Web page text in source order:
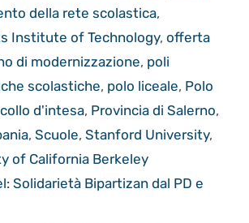
della rete scolastica,
Institute of Technology, offerta
di modernizzazione, poli
scolastiche, polo liceale, Polo
d'intesa, Provincia di Salerno,
, Scuole, Stanford University,
of California Berkeley
Solidarietà Bipartizan dal PD e